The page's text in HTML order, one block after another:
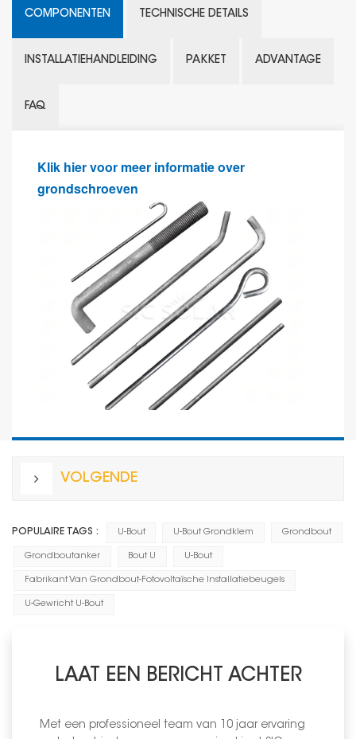
COMPONENTEN TECHNISCHE DETAILS
INSTALLATIEHANDLEIDING PAKKET ADVANTAGE
FAQ
Klik hier voor meer informatie over
grondschroeven
VOLGENDE
POPULAIRE TAGS : U-Bout U-Bout Grondklem Grondbout
Grondboutanker Bout U U-Bout
Fabrikant Van Grondbout-Fotovoltaïsche Installatiebeugels
U-Gewricht U-Bout
LAAT EEN BERICHT ACHTER
Met een professioneel team van 10 jaar ervaring